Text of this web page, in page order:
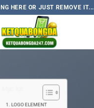
HERE OR JUST REMOVE IT...
LOGO ELEMENT